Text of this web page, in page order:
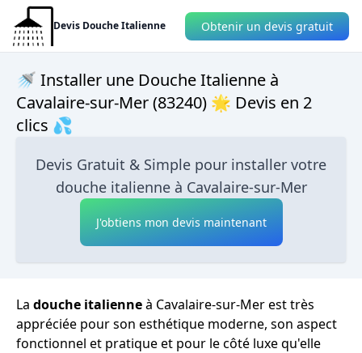
Devis Douche Italienne Obtenir un devis gratuit
🚿 Installer une Douche Italienne à
Cavalaire-sur-Mer (83240) 🌟 Devis en 2
clics 💦
Devis Gratuit & Simple pour installer votre
douche italienne à Cavalaire-sur-Mer
J'obtiens mon devis maintenant
La douche italienneà Cavalaire-sur-Mer est très
appréciée pour son esthétique moderne, son aspect
fonctionnel et pratique et pour le côté luxe qu'elle